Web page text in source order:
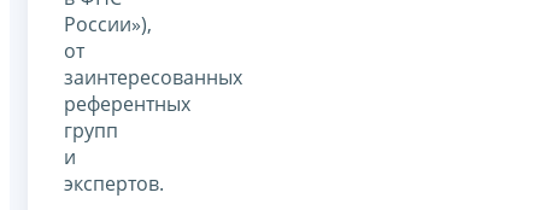
России»),
от
заинтересованных
референтных
групп
и
экспертов.